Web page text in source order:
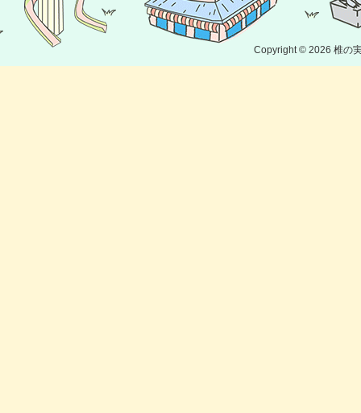
Copyright © 2026 椎の